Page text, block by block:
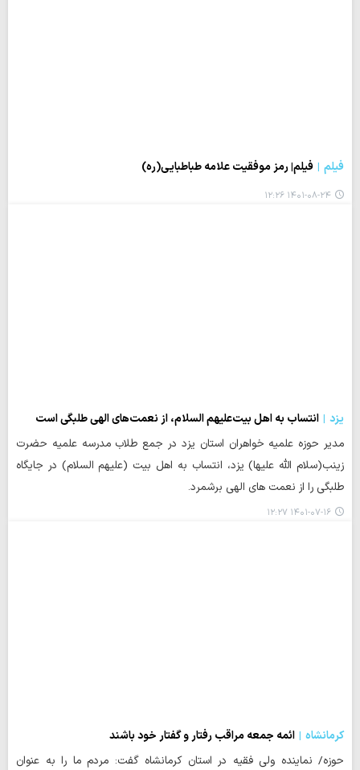
فیلم فیلم| رمز موفقیت علامه طباطبایی(ره)
۱۴۰۱-۰۸-۲۴ ۱۲:۲۶
یزد
انتساب به اهل بیت‌علیهم السلام، از نعمت‌های الهی طلبگی است
مدیر حوزه علمیه خواهران استان یزد در جمع طلاب مدرسه علمیه حضرت
زینب(سلام الله علیها) یزد، انتساب به اهل بیت (علیهم السلام) در جایگاه
طلبگی را از نعمت های الهی برشمرد.
۱۴۰۱-۰۷-۱۶ ۱۲:۲۷
کرمانشاه
ائمه جمعه مراقب رفتار و گفتار خود باشند
حوزه/ نماینده ولی فقیه در استان کرمانشاه گفت: مردم ما را به عنوان